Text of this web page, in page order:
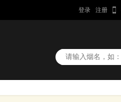
登录 注册